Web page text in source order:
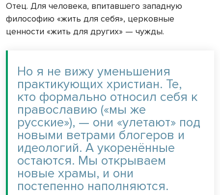
Отец. Для человека, впитавшего западную
философию «жить для себя», церковные
ценности «жить для других» — чужды.
Но я не вижу уменьшения
практикующих христиан. Те,
кто формально относил себя к
православию («мы же
русские»), — они «улетают» под
новыми ветрами блогеров и
идеологий. А укоренённые
остаются. Мы открываем
новые храмы, и они
постепенно наполняются.